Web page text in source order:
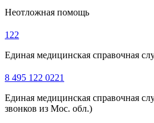
Неотложная помощь
122
Единая медицинская справочная
8 495 122 0221
Единая медицинская справочная
звонков из Мос. обл.)